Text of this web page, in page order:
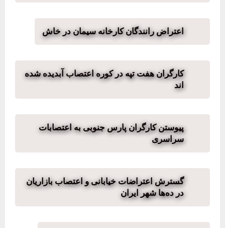
اعتراض رانندگان کارخانه سیمان در خاش
کارگران هفت تپه در کوره اعتصاب آبدیده شده
اند
پیوستن کارگران پارس جنوبی به اعتصابات
سراسری
گسترش اعتراضات خیابانی و اعتصاب بازاریان
در ده‌ها شهر ایران